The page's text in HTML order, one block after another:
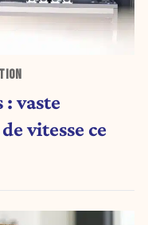
vaste
vitesse ce